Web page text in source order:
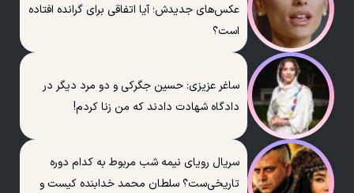
عکس‌های جدیدش؛ آیا اتفاقی برای گرانده افتاده
است؟
ساغر عزیزی: حسین جگرکی و دو مرد دیگر در
دادگاه شهادت دادند که من زنا کردم!
سریال رویای نیمه شب مربوط به کدام دوره
تاریخی‌ست؟ سلطان محمد خدابنده کیست و